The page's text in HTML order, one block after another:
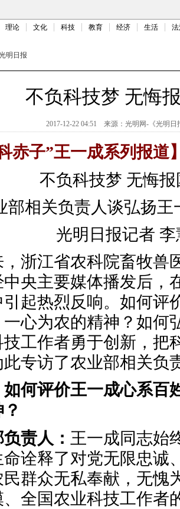
理论 文化 科技 教育 经济 生活
明日报
不负科技梦 无悔
2017-12-22 04:51 来源： 光明网-《光明日
赤子”王一成系列报道
不负科技梦 无悔报
相关负责人谈弘扬王
光明日报记者 李
江省农科院畜牧兽
央主要媒体播发后，
起热烈反响。如何评
心为农的精神？如何
技工作者勇于创新，把
此专访了农业部相关负
评价王一成心系百
责人： 王一成同志始
诠释了对党无限忠诚
群众无私奉献，无愧
全国农业科技工作者